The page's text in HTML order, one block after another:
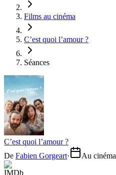
Films au cinéma
C’est quoi l’amour ?
Séances
C’est quoi l’amour ?
De Fabien Gorgeart· Au